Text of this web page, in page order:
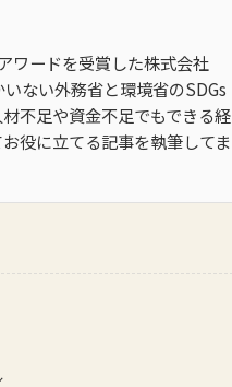
ワードを受賞した株式会社
ない外務省と環境省のSDGs
不足や資金不足でもできる経
役に立てる記事を執筆してま